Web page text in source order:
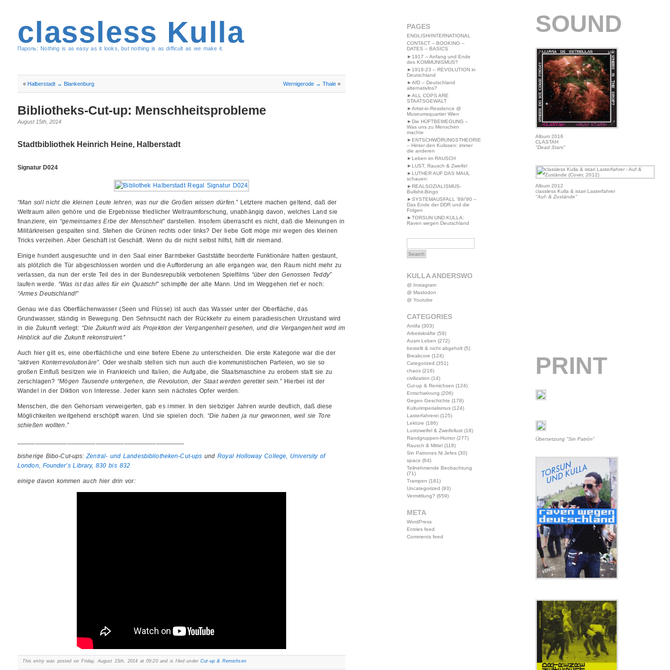
classless Kulla
Пароль: Nothing is as easy as it looks, but nothing is as difficult as we make it.
« Halberstadt → Blankenburg Wernigerode → Thale»
Bibliotheks-Cut-up: Menschheitsprobleme
August 15th, 2014
Stadtbibliothek Heinrich Heine, Halberstadt
Signatur D024
“Man soll nicht die kleinen Leute lehren, was nur die Großen wissen dürfen.”Letztere machen geltend, daß der
Weltraum allen gehöre und die Ergebnisse friedlicher Weltraumforschung, unabhängig davon, welches Land sie
finanziere, ein “gemeinsames Erbe der Menschheit”darstellen. Insofern überrascht es nicht, daß die Meinungen in
Militärkreisen gespalten sind. Stehen die Grünen rechts oder links? Der liebe Gott möge mir wegen des kleinen
Tricks verzeihen. Aber Geschäft ist Geschäft. Wenn du dir nicht selbst hilfst, hilft dir niemand.
Einige hundert ausgesuchte und in den Saal einer Barmbeker Gaststätte beorderte Funktionäre hatten gestaunt,
als plötzlich die Tür abgeschlossen worden und die Aufforderung an alle ergangen war, den Raum nicht mehr zu
verlassen, da nun der erste Teil des in der Bundesrepublik verbotenen Spielfilms “über den Genossen Teddy”
laufen werde. “Was ist das alles für ein Quatsch!”schimpfte der alte Mann. Und im Weggehen rief er noch:
“Armes Deutschland!”
Genau wie das Oberflächenwasser (Seen und Flüsse) ist auch das Wasser unter der Oberfläche, das
Grundwasser, ständig in Bewegung. Den Sehnsucht nach der Rückkehr zu einem paradiesischen Urzustand wird
in die Zukunft verlegt: “Die Zukunft wird als Projektion der Vergangenheit gesehen, und die Vergangenheit wird im
Hinblick auf die Zukunft rekonstruiert.”
Auch hier gilt es, eine oberflächliche und eine tiefere Ebene zu unterscheiden. Die erste Kategorie war die der
“aktiven Konterrevolutionäre”. Oder weshalb stellen sich nun auch die kommunistischen Parteien, wo sie so
großen Einfluß besitzen wie in Frankreich und Italien, die Aufgabe, die Staatsmaschine zu erobern statt sie zu
zerschlagen? “Mögen Tausende untergehen, die Revolution, der Staat werden gerettet sein.”Hierbei ist der
Wandel in der Diktion von Interesse. Jeder kann sein nächstes Opfer werden.
Menschen, die den Gehorsam verweigerten, gab es immer. In den siebziger Jahren wurde deutlich, daß diese
Möglichkeiten weitgehend erschöpft waren. Und sie spielen doch. “Die haben ja nur gewonnen, weil sie Tore
schießen wollten.”
bisherige Bibo-Cut-ups:Zentral- und Landesbibliotheken-Cut-ups undRoyal Holloway College, University of
London, Founder’s Library, 830 bis 832
einige davon kommen auch hier drin vor:
This entry was posted on Friday, August 15th, 2014 at 09:20 and is filed underCut-up & Remichsen
PAGES
ENGLISH/INTERNATIONAL
CONTACT – BOOKING –
DATES – BASICS
►1917 – Anfang und Ende
des KOMMUNISMUS?
►1918-23 – REVOLUTION in
Deutschland
►AfD – Deutschland
alternativlos?
►ALL COPS ARE
STAATSGEWALT
►Artist-in-Residence @
Museumsquartier Wien
►Die HÜFTBEWEGUNG –
Was uns zu Menschen
machte
►ENTSCHWÖRUNGSTHEORIE
– Hinter den Kulissen: immer
die anderen
►Leben im RAUSCH
►LUST, Rausch & Zweifel
►LUTHER AUF DAS MAUL
schauen:
►REALSOZIALISMUS-
Bullshit-Bingo
►SYSTEMAUSFALL ’89/’90 –
Das Ende der DDR und die
Folgen
►TORSUN UND KULLA:
Raven wegen Deutschland
KULLA ANDERSWO
@ Instagram
@ Mastodon
@ Youtube
CATEGORIES
Antifa (303)
Arbeitskräfte (59)
Ausm Leben (272)
bestellt & nicht abgeholt(5)
Breakcore (124)
Categorized (351)
chaos(216)
civilization (14)
Cut-up & Remichsen (124)
Entschwörung (206)
Gegen Geschichte (178)
Kulturimperialismus(124)
Lasterfahrerei(125)
Lektüre (186)
Lustzweifel & Zweifellust(18)
Randgruppen-Humor(277)
Rausch & Mittel(118)
Sin Patrones Ni Jefes(30)
space (64)
Teilnehmende Beobachtung
(71)
Trampen (181)
Uncategorized (93)
Vermittlung? (659)
META
WordPress
Entries feed
Comments feed
SOUND
Album 2016
CLASTAH
"Dead Stars"
Album 2012
classless Kulla & istari Lasterfahrer
"Auf- & Zustände"
PRINT
Übersetzung "Sin Patrón"